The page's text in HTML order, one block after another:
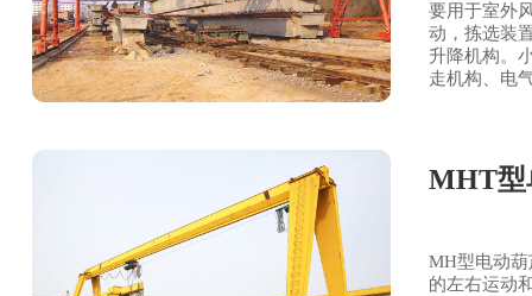
要用于室外
动，拣选装
升降机构。
走机构、电
MHT型
MH型电动
的左右运动